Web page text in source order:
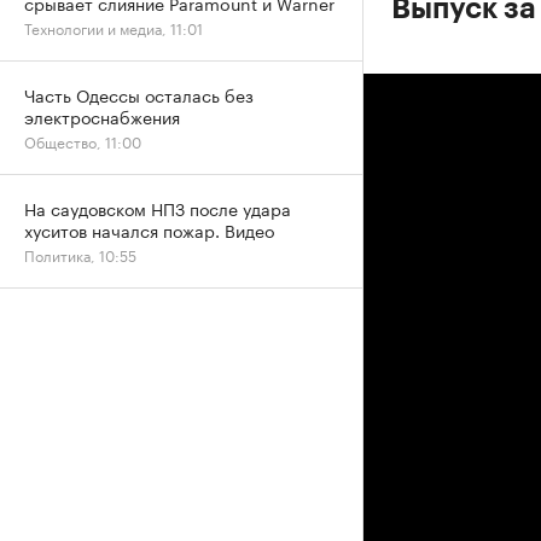
Выпуск
Технологии и медиа, 11:01
Часть Одессы осталась без
электроснабжения
Общество, 11:00
На саудовском НПЗ после удара
хуситов начался пожар. Видео
Политика, 10:55